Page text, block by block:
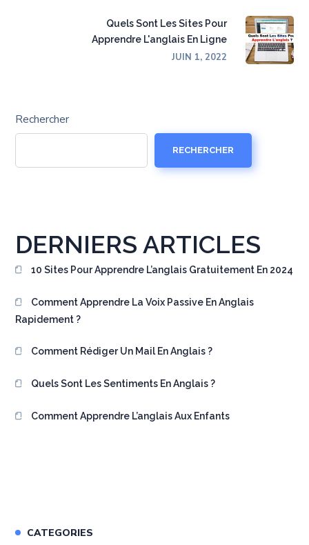
Quels Sont Les Sites Pour
Apprendre L'anglais En Ligne
JUIN 1, 2022
Rechercher
RECHERCHER
DERNIERS ARTICLES
10 Sites Pour Apprendre L’anglais Gratuitement En 2024
Comment Apprendre La Voix Passive En Anglais
Rapidement ?
Comment Rédiger Un Mail En Anglais ?
Quels Sont Les Sentiments En Anglais ?
Comment Apprendre L’anglais Aux Enfants
CATEGORIES